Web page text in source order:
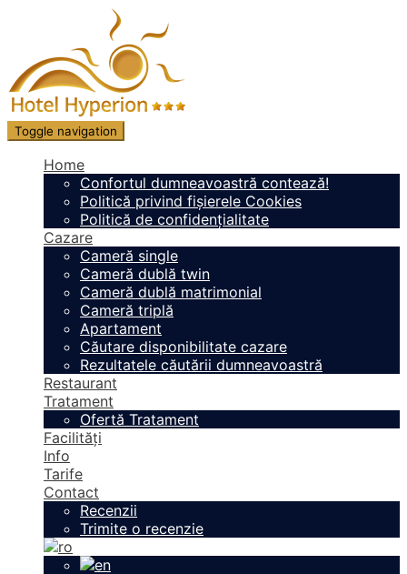
Toggle navigation
Home
Confortul dumneavoastră contează!
Politică privind fișierele Cookies
Politică de confidențialitate
Cazare
Cameră single
Cameră dublă twin
Cameră dublă matrimonial
Cameră triplă
Apartament
Căutare disponibilitate cazare
Rezultatele căutării dumneavoastră
Restaurant
Tratament
Ofertă Tratament
Facilități
Info
Tarife
Contact
Recenzii
Trimite o recenzie